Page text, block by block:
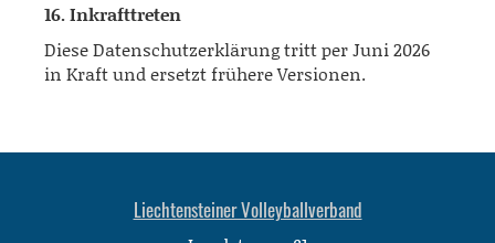
16. Inkrafttreten
Diese Datenschutzerklärung tritt per Juni 2026
in Kraft und ersetzt frühere Versionen.
Liechtensteiner Volleyballverband